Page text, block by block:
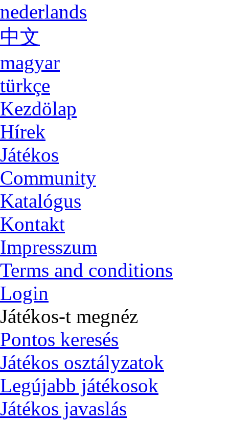
nederlands
中文
magyar
türkçe
Kezdölap
Hírek
Játékos
Community
Katalógus
Kontakt
Impresszum
Terms and conditions
Login
Játékos-t megnéz
Pontos keresés
Játékos osztályzatok
Legújabb játékosok
Játékos javaslás